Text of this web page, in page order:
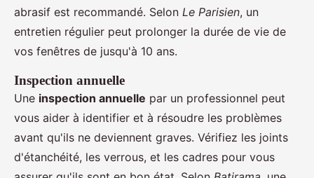
abrasif est recommandé. Selon Le Parisien, un
entretien régulier peut prolonger la durée de vie de
vos fenêtres de jusqu'à 10 ans.
Inspection annuelle
Une inspection annuelle par un professionnel peut
vous aider à identifier et à résoudre les problèmes
avant qu'ils ne deviennent graves. Vérifiez les joints
d'étanchéité, les verrous, et les cadres pour vous